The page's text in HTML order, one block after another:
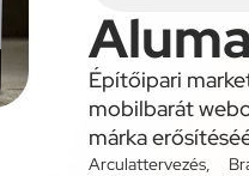
Építőipari
mobilbarát
márka
Arculattervezés,